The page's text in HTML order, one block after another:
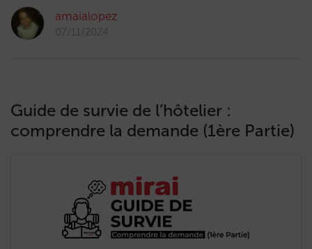
amaialopez
07/11/2024
Guide de survie de l’hôtelier :
comprendre la demande (1ère Partie)